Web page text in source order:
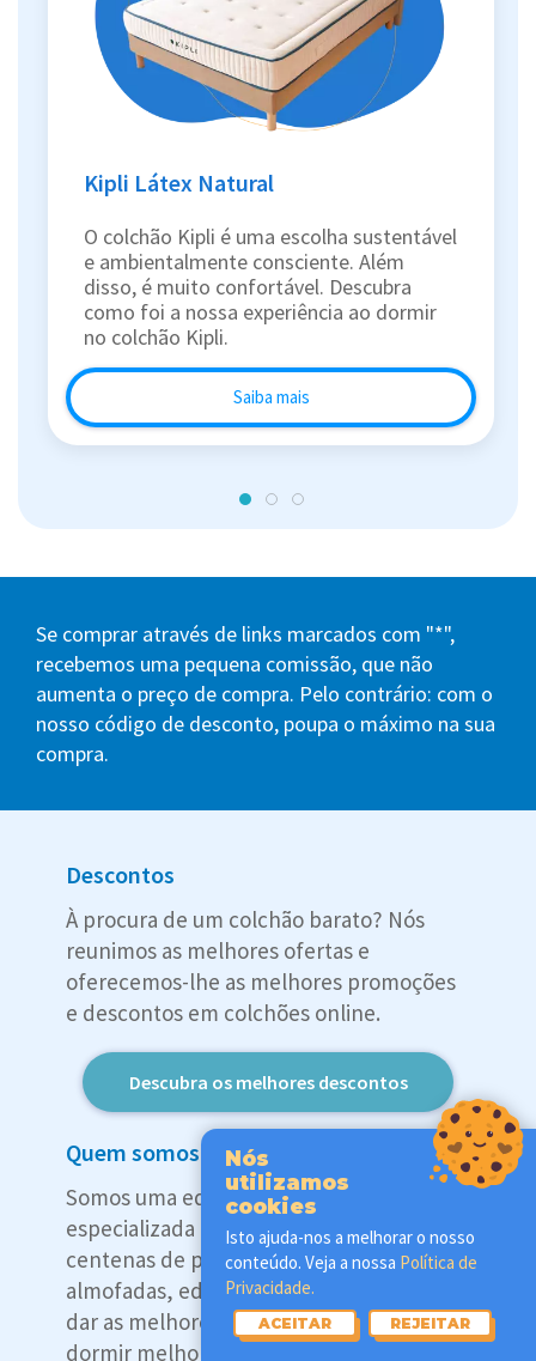
Kipli Látex Natural
O colchão Kipli é uma escolha sustentável
e ambientalmente consciente. Além
disso, é muito confortável. Descubra
como foi a nossa experiência ao dormir
no colchão Kipli.
Saiba mais
Se comprar através de links marcados com "*",
recebemos uma pequena comissão, que não
aumenta o preço de compra. Pelo contrário: com o
nosso código de desconto, poupa o máximo na sua
compra.
Descontos
À procura de um colchão barato? Nós
reunimos as melhores ofertas e
oferecemos-lhe as melhores promoções
e descontos em colchões online.
Descubra os melhores descontos
Quem somos
Somos uma equipa internacional
especializada em sono. Testamos
centenas de produtos – colchões,
almofadas, edredões e mais – para lhe
dar as melhores análises e ajudá-lo a
dormir melhor. O Herói do Sono é um
Nós
utilizamos
cookies
Isto ajuda-nos a melhorar o nosso
conteúdo. Veja a nossa Política de
Privacidade.
ACEITAR REJEITAR